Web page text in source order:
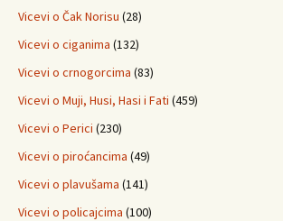
Vicevi o Čak Norisu (28)
Vicevi o ciganima (132)
Vicevi o crnogorcima (83)
Vicevi o Muji, Husi, Hasi i Fati (459)
Vicevi o Perici (230)
Vicevi o piroćancima (49)
Vicevi o plavušama (141)
Vicevi o policajcima (100)